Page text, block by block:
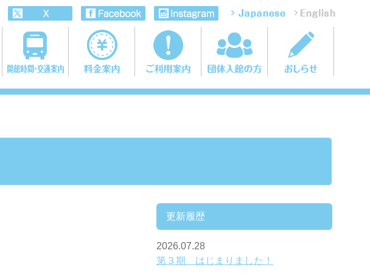
更新履歴
2026.07.28
第３期 はじまりました！